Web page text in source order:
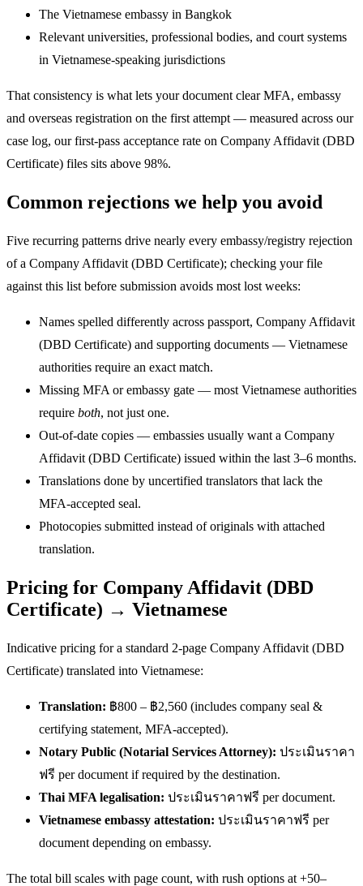
The Vietnamese embassy in Bangkok
Relevant universities, professional bodies, and court systems
in Vietnamese-speaking jurisdictions
That consistency is what lets your document clear MFA, embassy
and overseas registration on the first attempt — measured across our
case log, our first-pass acceptance rate on Company Affidavit (DBD
Certificate) files sits above 98%.
Common rejections we help you avoid
Five recurring patterns drive nearly every embassy/registry rejection
of a Company Affidavit (DBD Certificate); checking your file
against this list before submission avoids most lost weeks:
Names spelled differently across passport, Company Affidavit
(DBD Certificate) and supporting documents — Vietnamese
authorities require an exact match.
Missing MFA or embassy gate — most Vietnamese authorities
require both, not just one.
Out-of-date copies — embassies usually want a Company
Affidavit (DBD Certificate) issued within the last 3–6 months.
Translations done by uncertified translators that lack the
MFA-accepted seal.
Photocopies submitted instead of originals with attached
translation.
Pricing for Company Affidavit (DBD
Certificate) → Vietnamese
Indicative pricing for a standard 2-page Company Affidavit (DBD
Certificate) translated into Vietnamese:
Translation: ฿800 – ฿2,560 (includes company seal &
certifying statement, MFA-accepted).
Notary Public (Notarial Services Attorney): ประเมินราคา
ฟรี per document if required by the destination.
Thai MFA legalisation: ประเมินราคาฟรี per document.
Vietnamese embassy attestation: ประเมินราคาฟรี per
document depending on embassy.
The total bill scales with page count, with rush options at +50–